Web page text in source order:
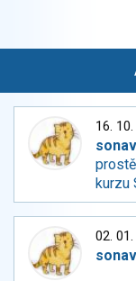
16.
kurzu
02.